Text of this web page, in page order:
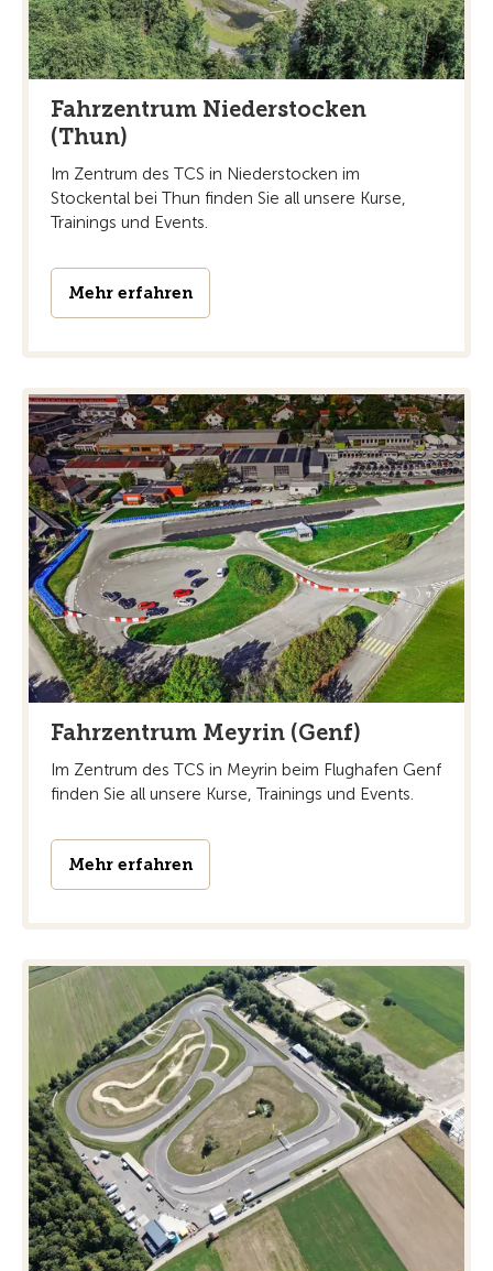
Fahrzentrum Niederstocken
(Thun)
Im Zentrum des TCS in Niederstocken im
Stockental bei Thun finden Sie all unsere Kurse,
Trainings und Events.
Mehr erfahren
Fahrzentrum Meyrin (Genf)
Im Zentrum des TCS in Meyrin beim Flughafen Genf
finden Sie all unsere Kurse, Trainings und Events.
Mehr erfahren